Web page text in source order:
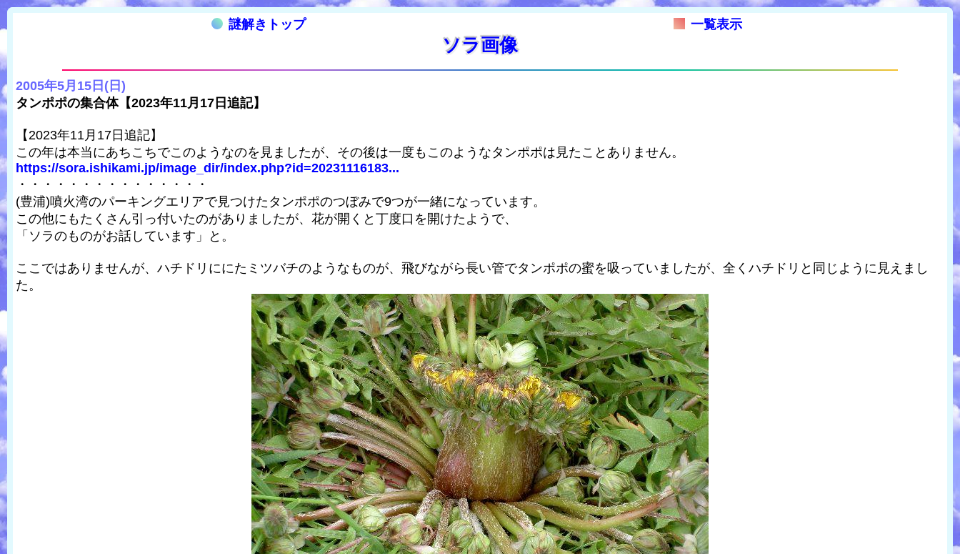
謎解きトップ 一覧表示
ソラ画像
2005年5月15日(日)
タンポポの集合体【2023年11月17日追記】
【2023年11月17日追記】
この年は本当にあちこちでこのようなのを見ましたが、その後は一度もこのようなタンポポは見たことありません。
https://sora.ishikami.jp/image_dir/index.php?id=20231116183...
・・・・・・・・・・・・・・・
(豊浦)噴火湾のパーキングエリアで見つけたタンポポのつぼみで9つが一緒になっています。
この他にもたくさん引っ付いたのがありましたが、花が開くと丁度口を開けたようで、
「ソラのものがお話しています」と。
ここではありませんが、ハチドリににたミツバチのようなものが、飛びながら長い管でタンポポの蜜を吸っていましたが、全くハチドリと同じように見えまし
た。